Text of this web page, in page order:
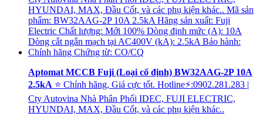
Aptomat MCCB Fuji (Loại cố định) BW32AAG-2P 10A
2.5kA ⭐ Chính hãng, Giá cực tốt. Hotline⚡:0902.281.283 |
Cty Autovina Nhà Phân Phối IDEC, FUJI ELECTRIC,
HYUNDAI, MAX, Đầu Cốt, và các phụ kiện khác..